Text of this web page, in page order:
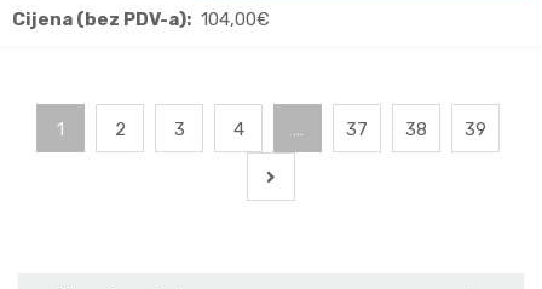
Cijena (bez PDV-a): 104,00€
1 2 3 4 … 37 38 39